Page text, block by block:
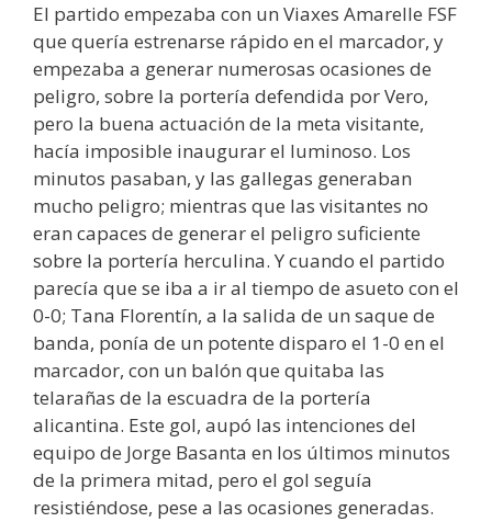
El partido empezaba con un Viaxes Amarelle FSF
que quería estrenarse rápido en el marcador, y
empezaba a generar numerosas ocasiones de
peligro, sobre la portería defendida por Vero,
pero la buena actuación de la meta visitante,
hacía imposible inaugurar el luminoso. Los
minutos pasaban, y las gallegas generaban
mucho peligro; mientras que las visitantes no
eran capaces de generar el peligro suficiente
sobre la portería herculina. Y cuando el partido
parecía que se iba a ir al tiempo de asueto con el
0-0; Tana Florentín, a la salida de un saque de
banda, ponía de un potente disparo el 1-0 en el
marcador, con un balón que quitaba las
telarañas de la escuadra de la portería
alicantina. Este gol, aupó las intenciones del
equipo de Jorge Basanta en los últimos minutos
de la primera mitad, pero el gol seguía
resistiéndose, pese a las ocasiones generadas.